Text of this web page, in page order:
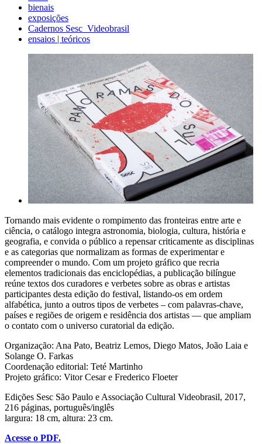
bienais
exposições
Cadernos Sesc_Videobrasil
ensaios | teóricos
Tornando mais evidente o rompimento das fronteiras entre arte e
ciência, o catálogo integra astronomia, biologia, cultura, história e
geografia, e convida o público a repensar criticamente as disciplinas
e as categorias que normalizam as formas de experimentar e
compreender o mundo. Com um projeto gráfico que recria
elementos tradicionais das enciclopédias, a publicação bilíngue
reúne textos dos curadores e verbetes sobre as obras e artistas
participantes desta edição do festival, listando-os em ordem
alfabética, junto a outros tipos de verbetes – com palavras-chave,
países e regiões de origem e residência dos artistas — que ampliam
o contato com o universo curatorial da edição.
Organização: Ana Pato, Beatriz Lemos, Diego Matos, João Laia e
Solange O. Farkas
Coordenação editorial: Teté Martinho
Projeto gráfico: Vitor Cesar e Frederico Floeter
Edições Sesc São Paulo e Associação Cultural Videobrasil, 2017,
216 páginas, português/inglês
largura: 18 cm, altura: 23 cm.
Acesse o PDF.